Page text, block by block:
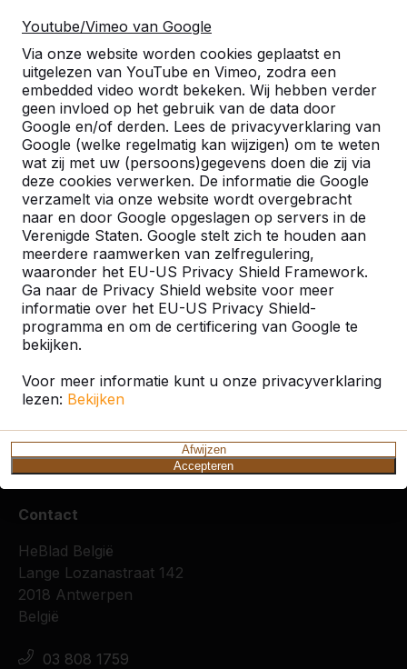
Youtube/Vimeo van Google
Via onze website worden cookies geplaatst en
uitgelezen van YouTube en Vimeo, zodra een
embedded video wordt bekeken. Wij hebben verder
geen invloed op het gebruik van de data door
Google en/of derden. Lees de privacyverklaring van
Google (welke regelmatig kan wijzigen) om te weten
wat zij met uw (persoons)gegevens doen die zij via
deze cookies verwerken. De informatie die Google
verzamelt via onze website wordt overgebracht
naar en door Google opgeslagen op servers in de
Verenigde Staten. Google stelt zich te houden aan
meerdere raamwerken van zelfregulering,
waaronder het EU-US Privacy Shield Framework.
Ga naar de Privacy Shield website voor meer
informatie over het EU-US Privacy Shield-
programma en om de certificering van Google te
bekijken.
Voor meer informatie kunt u onze privacyverklaring
lezen: Bekijken
Afwijzen
Accepteren
Ook een buiten
tafelvoetbalspel van HeBlad?
Met een tafelvoetbalspel buiten van HeBlad weet u
zeker dat u een extra element aan uw schoolplein of
speeltuin toevoegt dat kinderen blij gaat maken. We
hebben op onze website een zeer groot aantal
referenties staan van tevreden gebruikers, inclusief
foto's van schoolpleinen waar onze tafels staan. Met
een tafel van HeBlad is buiten tafelvoetballen een
leuke toevoeging aan de dingen die u daar aan de
kinderen aanbiedt. Het is eens wat anders dan altijd
weer een nieuwe klimrek, wip of glijbaan. Neem
vandaag nog contact op met ons om te bespreken
wat er allemaal mogelijk is. We kijken graag hoe we
samen met u een nog een fijner schoolplein kunnen
maken.
Schoolplein
Contact
HeBlad België
Lange Lozanastraat 142
2018 Antwerpen
België
03 808 1759